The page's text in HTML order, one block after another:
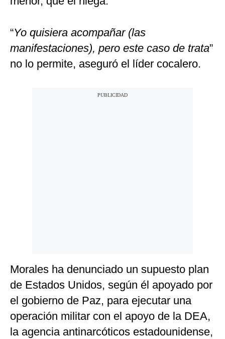
“Yo quisiera acompañar (las
manifestaciones), pero este caso de trata”
no lo permite, aseguró el líder cocalero.
Morales ha denunciado un supuesto plan
de Estados Unidos, según él apoyado por
el gobierno de Paz, para ejecutar una
operación militar con el apoyo de la DEA,
la agencia antinarcóticos estadounidense,